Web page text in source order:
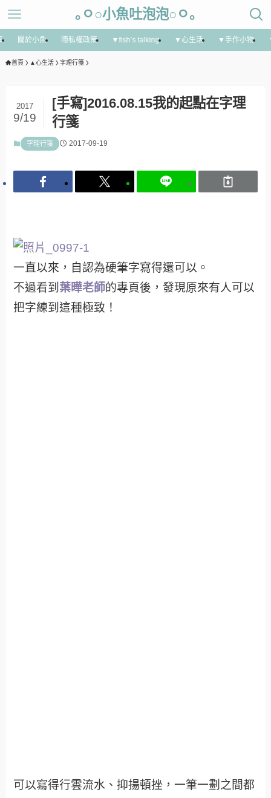
｡ㅇ○小魚吐泡泡○ㅇ｡
關於小魚 隱私權政策 ▼fish’s talking ▼心生活 ▼手作小物
首頁 ▲心生活 字理行箋
[手寫]2016.08.15我的起點在字理
行箋
2017
9/19
字理行箋 2017-09-19
一直以來，自認為硬筆字寫得還可以。
不過看到 葉曄老師的專頁後，發現原來有人可以
把字練到這種極致！
可以寫得行雲流水、抑揚頓挫，一筆一劃之間都